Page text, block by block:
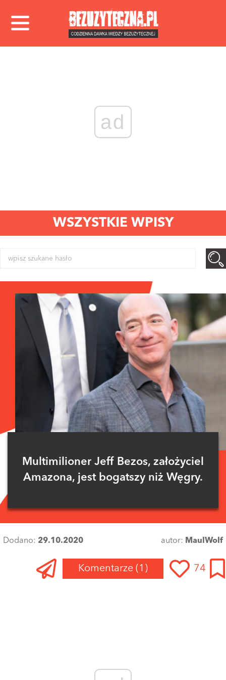
ad
WSZYSTKIE WPISY
Multimilioner Jeff Bezos, założyciel
Amazona, jest bogatszy niż Węgry.
Dodano: 29.10.2020 autor: MaulWolf
Komentarze (1) 74